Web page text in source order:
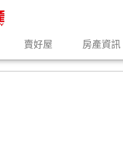
賣好屋 房產資訊